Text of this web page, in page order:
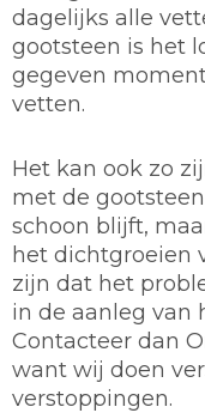
dagelijks alle
gootsteen is het
gegeven
vetten.
Het kan ook zo
met de
schoon blijft,
het dichtgroeien
zijn dat het
in de aanleg van
Contacteer dan
want wij doen
verstoppingen.